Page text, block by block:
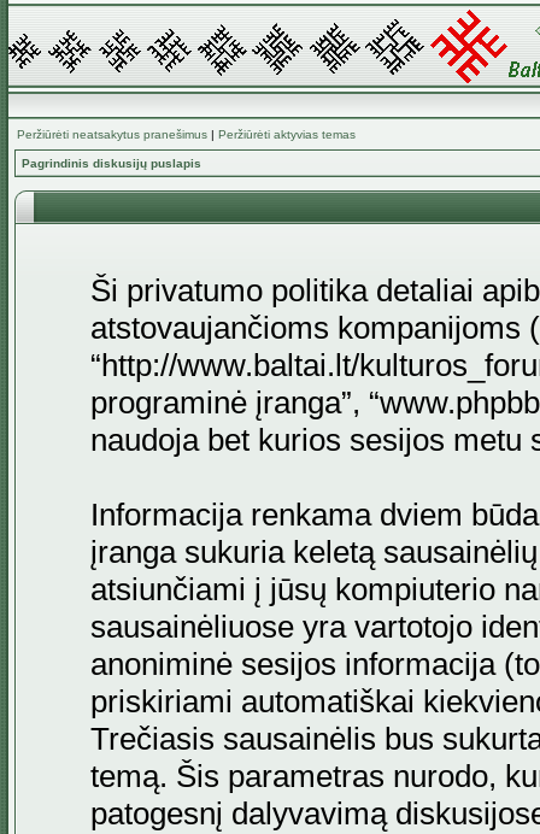
Peržiūrėti neatsakytus pranešimus | Peržiūrėti aktyvias temas
Pagrindinis diskusijų puslapis
Ši privatumo politika detaliai
atstovaujančioms kompanijoms
“http://www.baltai.lt/
programinė įranga”,
naudoja bet kurios sesijos metu
Informacija renkama dviem
įranga sukuria keletą
atsiunčiami į jūsų kompiuterio
sausainėliuose yra vartotojo
anoniminė sesijos informacija
priskiriami automatiškai
Trečiasis sausainėlis bus
temą. Šis parametras nurodo,
patogesnį dalyvavimą